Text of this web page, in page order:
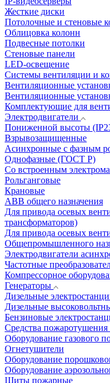
Жесткие диски
Потолочные и стеновые
Облицовка колонн
Подвесные потолки
Стеновые панели
LED-освещение
Системы вентиляции и
Вентиляционные
Вентиляционные
Комплектующие для
Электродвигатели
Пониженной высоты
Взрывозащищенные
Асинхронные с фазным
Однофазные (ГОСТ Р)
Со встроенным
Рольганговые
Крановые
АВВ общего назначения
Для привода осевых
трансформаторов)
Для привода осевых
Общепромышленного
Электродвигатели
Частотные
Компрессорное
Генераторы
Дизельные
Дизельные
Бензиновые
Средства
Оборудование газового
Огнетушители
Оборудование
Оборудование
Щиты пожарные